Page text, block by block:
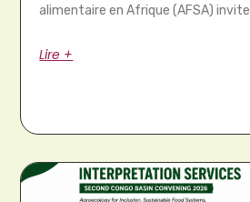
alimentaire en Afrique (AFSA) invite
Lire +